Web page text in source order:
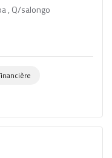
, Q/salongo